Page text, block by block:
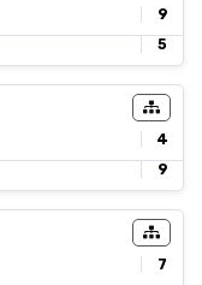
9
5
4
9
7